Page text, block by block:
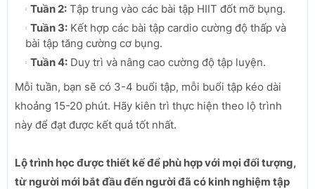
Tuần 2: Tập trung vào các bài tập HIIT đốt mỡ bụng.
Tuần 3: Kết hợp các bài tập cardio cường độ thấp và
bài tập tăng cường cơ bụng.
Tuần 4: Duy trì và nâng cao cường độ tập luyện.
Mỗi tuần, bạn sẽ có 3-4 buổi tập, mỗi buổi tập kéo dài
khoảng 15-20 phút. Hãy kiên trì thực hiện theo lộ trình
này để đạt được kết quả tốt nhất.
Lộ trình học được thiết kế để phù hợp với mọi đối tượng,
từ người mới bắt đầu đến người đã có kinh nghiệm tập